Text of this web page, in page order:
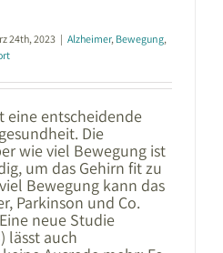
24th, 2023 | Alzheimer, Bewegung,
eine entscheidende
Die
wie viel Bewegung ist
um das Gehirn fit zu
Bewegung kann das
Parkinson und Co.
neue Studie
lässt auch